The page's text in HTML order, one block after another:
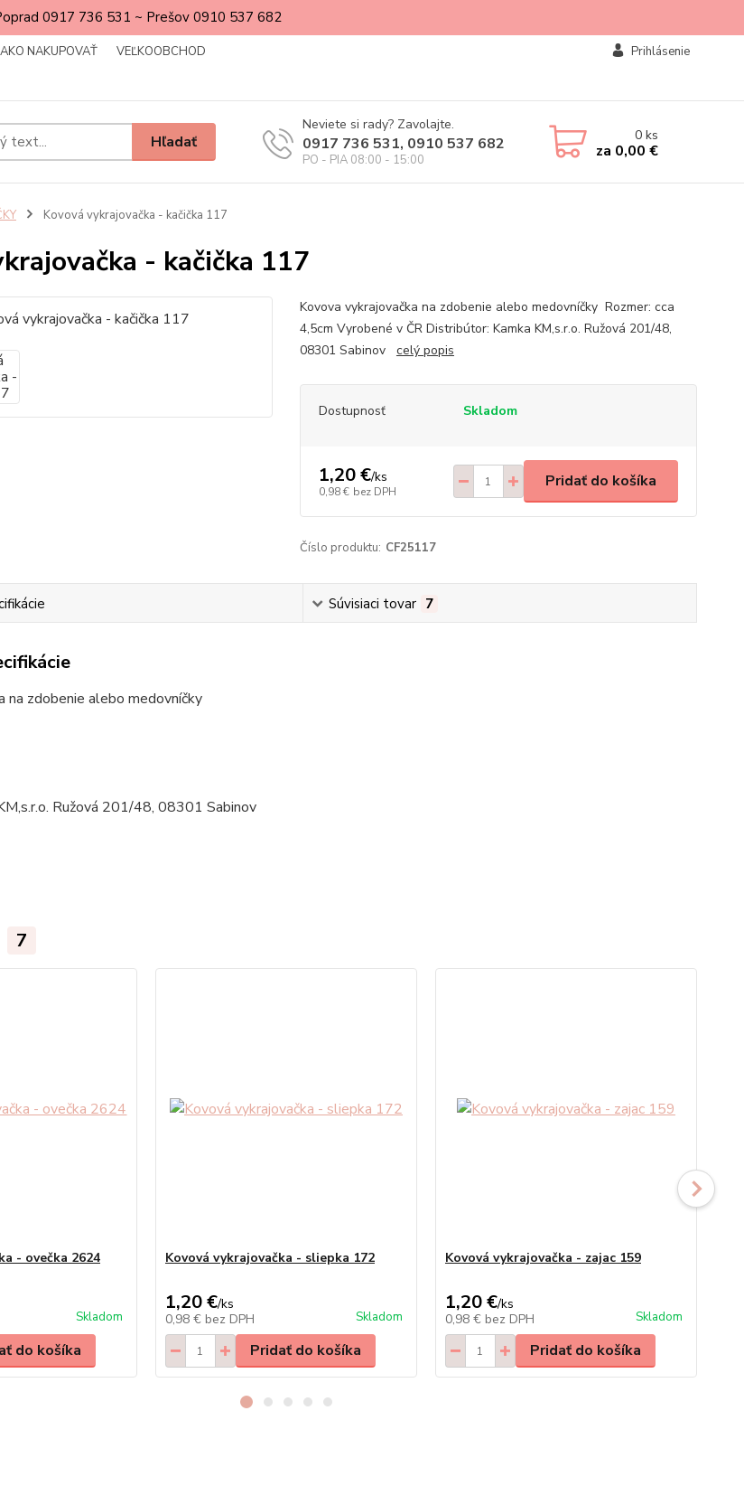
0917 736 531 ~ Prešov 0910 537 682
AKO NAKUPOVAŤ
VEĽKOOBCHOD
Prihlásenie
Hľadať
Neviete si rady? Zavolajte.
0917 736 531, 0910 537 682
PO - PIA 08:00 - 15:00
0ks
za 0,00 €
Kovová vykrajovačka - kačička 117
- kačička 117
Kovova vykrajovačka na zdobenie alebo medovníčky Rozmer: cca
4,5cm Vyrobené v ČR Distribútor: Kamka KM,s.r.o. Ružová 201/48,
08301 Sabinov celý popis
Dostupnosť Skladom
1,20 €/ks
0,98 € bez DPH
Pridať do košíka
Číslo produktu: CF25117
Súvisiaci tovar 7
na zdobenie alebo medovníčky
Ružová 201/48, 08301 Sabinov
7
- ovečka 2624
Skladom
do košíka
Kovová vykrajovačka - sliepka 172
1,20 €/ks
0,98 € bez DPH Skladom
Pridať do košíka
Kovová vykrajovačka - zajac 159
1,20 €/ks
0,98 € bez DPH Skladom
Pridať do košíka